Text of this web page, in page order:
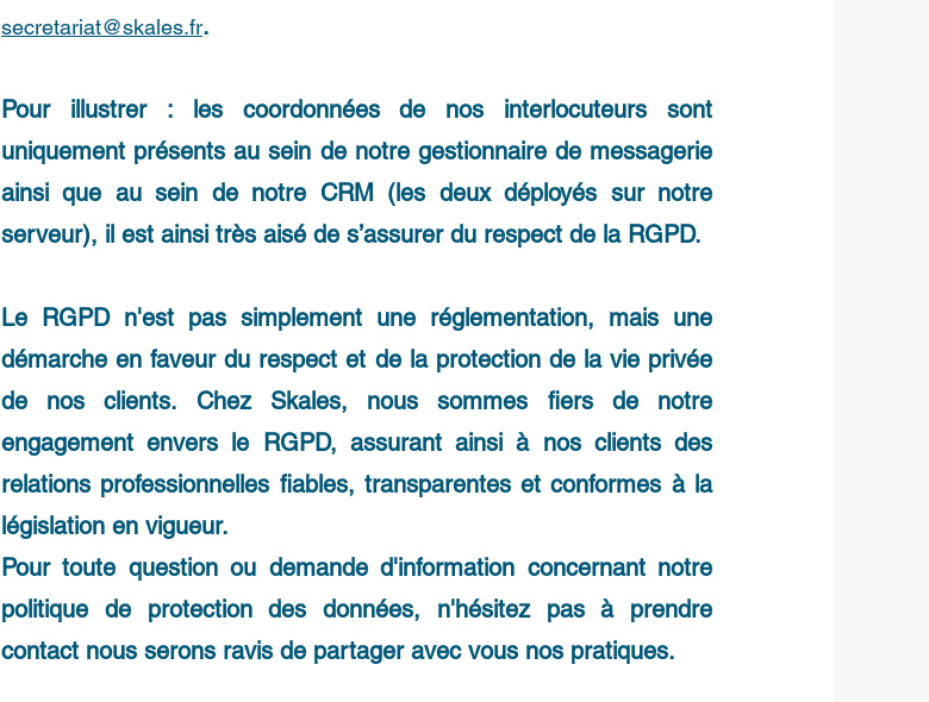
secretariat@skales.fr.
Pour illustrer : les coordonnées de nos interlocuteurs sont
uniquement présents au sein de notre gestionnaire de messagerie
ainsi que au sein de notre CRM (les deux déployés sur notre
serveur), il est ainsi très aisé de s’assurer du respect de la RGPD.
Le RGPD n'est pas simplement une réglementation, mais une
démarche en faveur du respect et de la protection de la vie privée
de nos clients. Chez Skales, nous sommes fiers de notre
engagement envers le RGPD, assurant ainsi à nos clients des
relations professionnelles fiables, transparentes et conformes à la
législation en vigueur.
Pour toute question ou demande d'information concernant notre
politique de protection des données, n'hésitez pas à prendre
contact nous serons ravis de partager avec vous nos pratiques.